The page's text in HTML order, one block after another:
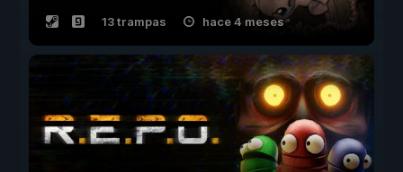
13 trampas hace 4 meses